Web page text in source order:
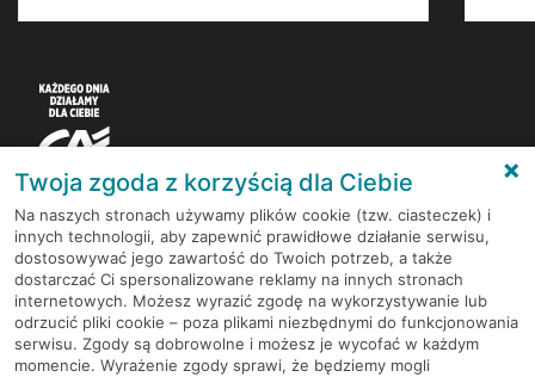
Korzystaj z bezpłatnych materiałów, które
przygotowują eksperci rynku finansowego.
Dołącz do grona subskrybentów Newslettera i bądź
na bieżąco z nowościami i promocjami
Twoja zgoda z korzyścią dla Ciebie
Na naszych stronach używamy plików cookie (tzw. ciasteczek) i
innych technologii, aby zapewnić prawidłowe działanie serwisu,
dostosowywać jego zawartość do Twoich potrzeb, a także
dostarczać Ci spersonalizowane reklamy na innych stronach
internetowych. Możesz wyrazić zgodę na wykorzystywanie lub
odrzucić pliki cookie – poza plikami niezbędnymi do funkcjonowania
serwisu. Zgody są dobrowolne i możesz je wycofać w każdym
momencie. Wyrażenie zgody sprawi, że będziemy mogli